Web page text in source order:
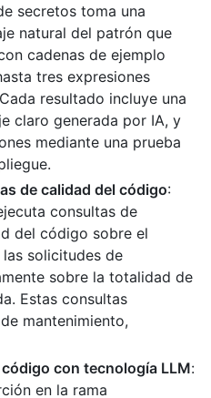
secretos toma una
natural del patrón que
cadenas de ejemplo
tres expresiones
resultado incluye una
claro generada por IA, y
mediante una prueba
de calidad del código:
consultas de
del código sobre el
solicitudes de
sobre la totalidad de
Estas consultas
mantenimiento,
con tecnología LLM:
en la rama